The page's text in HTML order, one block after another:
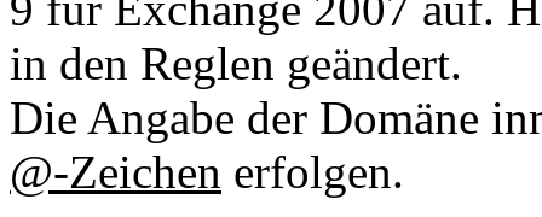
in den Reglen geändert.
Die Angabe der Domäne
@-Zeichen erfolgen.